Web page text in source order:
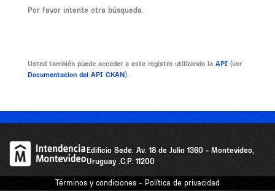
Por favor intente otra búsqueda.
Usted también puede acceder a este registro utilizando la API (ver
Documentacion del API CKAN).
Edificio Sede: Av. 18 de Julio 1360 - Montevideo,
Uruguay .C.P. 11200
Términos y condiciones - Política de privacidad